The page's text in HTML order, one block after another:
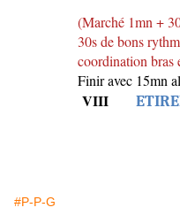
(Marché 1mn +
30s de bons
coordination bras
Finir avec 15mn
VIII
#P-P-G